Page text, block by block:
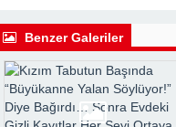
23:11 -Kızım Tabutun
Şeyi Ortaya Çıkardı
Benzer Galeriler